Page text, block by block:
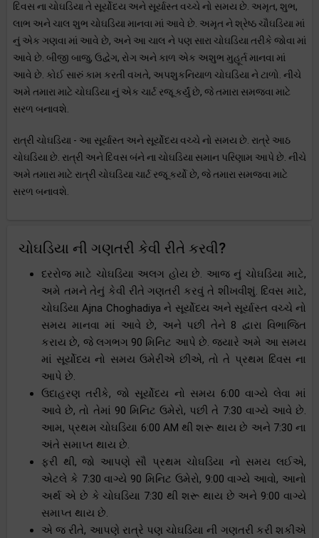
દિવસ ના ચોઘડિયા તે સૂર્યોદય અને સૂર્યાસ્ત વચ્ચે નો સમય છે. અમૃત, શુભ,
લાભ અને ચાલ શુભ ચોઘડિયા માનવા માં આવે છે. અમૃત ને શ્રેષ્ઠ ચૌઘડિયા માં
નું એક ગણવા માં આવે છે, અને આ ચાલ ને પણ સારા ચોઘડિયા તરીકે જોવા માં
આવે છે. બીજી બાજુ, ઉદ્વેગ, રોગ અને કાળ એક અશુભ મુહૂર્ત માનવા માં
આવે છે. કોઈ સારું કામ કરતી વખતે, અપશુકનિયાળ ચોઘડિયા ને ટાળો. નીચે
અમે તમારા માટે ચોઘડિયા નું એક ચાર્ટ રજૂ કર્યું છે, જે તમારા સમજવા માટે
સરળ બનાવશે.
રાત્રી ચોઘડિયા - આ સૂર્યાસ્ત અને સૂર્યોદય વચ્ચે નો સમય છે. રાત્રે આઠ
ચોઘડિયા છે. રાત્રી અને દિવસ બંને ના ચોઘડિયા સમાન પરિણામ આપે છે. નીચે
અમે તમારા માટે રાત્રી ચોઘડિયા ચાર્ટ રજૂ કર્યો છે, જે તમારા સમજવા માટે
સરળ બનાવશે.
ચોઘડિયા ની ગણતરી કેવી રીતે કરવી?
દરરોજ માટે ચોઘડિયા અલગ હોય છે. આજ નું ચોઘડિયા માટે,
અમે તમને તેનું કેવી રીતે ગણતરી કરવું તે શીખવીશું. દિવસ માટે,
ચોઘડિયા Ajna Choghadiya ને સૂર્યોદય અને સૂર્યાસ્ત વચ્ચે નો
સમય માનવા માં આવે છે, અને પછી તેને 8 દ્વારા વિભાજિત
કરાય છે, જે લગભગ 90 મિનિટ આપે છે. જ્યારે અમે આ સમય
માં સૂર્યોદય નો સમય ઉમેરીએ છીએ, તો તે પ્રથમ દિવસ ના
આપે છે.
ઉદાહરણ તરીકે, જો સૂર્યોદય નો સમય 6:00 વાગ્યે લેવા માં
આવે છે, તો તેમાં 90 મિનિટ ઉમેરો, પછી તે 7:30 વાગ્યે આવે છે.
આમ, પ્રથમ ચોઘડિયા 6:00 AM થી શરૂ થાય છે અને 7:30 ના
અંતે સમાપ્ત થાય છે.
ફરી થી, જો આપણે સૌ પ્રથમ ચોઘડિયા નો સમય લઈએ,
એટલે કે 7:30 વાગ્યે 90 મિનિટ ઉમેરો, 9:00 વાગ્યે આવો, આનો
અર્થ એ છે કે ચોઘડિયા 7:30 થી શરૂ થાય છે અને 9:00 વાગ્યે
સમાપ્ત થાય છે.
એ જ રીતે, આપણે રાત્રે પણ ચોઘડિયા ની ગણતરી કરી શકીએ